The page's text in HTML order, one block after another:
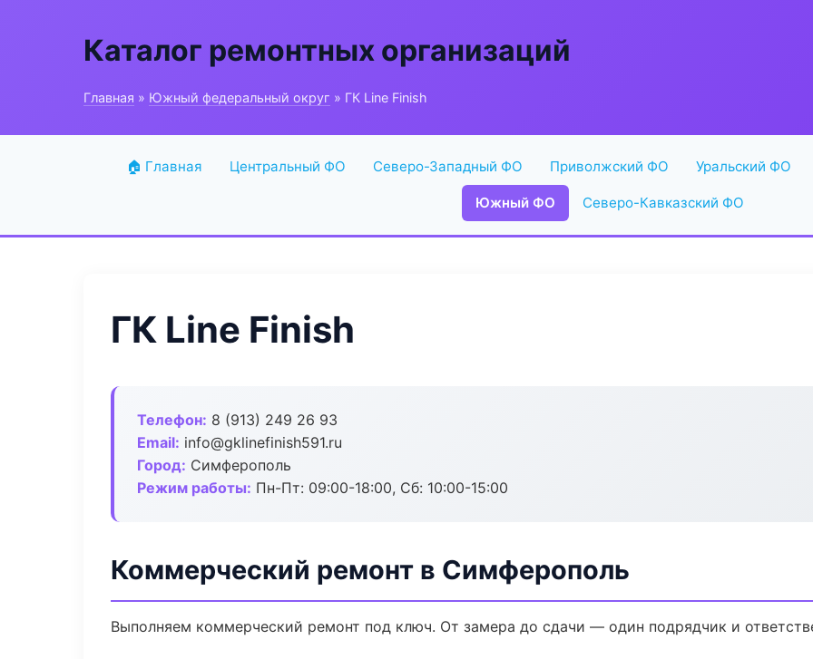
Каталог ремонтных организаций
Главная » Южный федеральный округ » ГК Line Finish
🏠 Главная Центральный ФО Северо-Западный ФО Приволжский ФО Уральский ФО
Южный ФО Северо-Кавказский ФО
ГК Line Finish
Телефон: 8 (913) 249 26 93
Email: info@gklinefinish591.ru
Город: Симферополь
Режим работы: Пн-Пт: 09:00-18:00, Сб: 10:00-15:00
Коммерческий ремонт в Симферополь
Выполняем коммерческий ремонт под ключ. От замера до сдачи — один подрядчик и